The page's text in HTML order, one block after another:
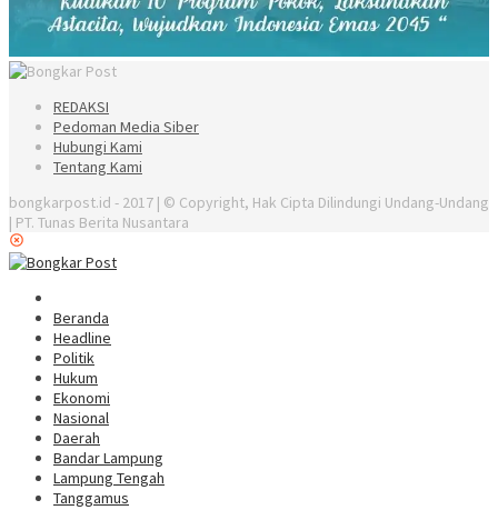
REDAKSI
Pedoman Media Siber
Hubungi Kami
Tentang Kami
bongkarpost.id - 2017 | © Copyright, Hak Cipta Dilindungi Undang-Undang
| PT. Tunas Berita Nusantara
Beranda
Headline
Politik
Hukum
Ekonomi
Nasional
Daerah
Bandar Lampung
Lampung Tengah
Tanggamus